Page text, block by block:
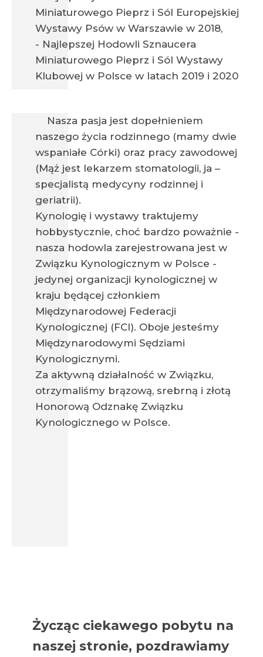
Miniaturowego Pieprz i Sól Europejskiej
Wystawy Psów w Warszawie w 2018,
- Najlepszej Hodowli Sznaucera
Miniaturowego Pieprz i Sól Wystawy
Klubowej w Polsce w latach 2019 i 2020
Nasza pasja jest dopełnieniem
naszego życia rodzinnego (mamy dwie
wspaniałe Córki) oraz pracy zawodowej
(Mąż jest lekarzem stomatologii, ja –
specjalistą medycyny rodzinnej i
geriatrii).
Kynologię i wystawy traktujemy
hobbystycznie, choć bardzo poważnie -
nasza hodowla zarejestrowana jest w
Związku Kynologicznym w Polsce -
jedynej organizacji kynologicznej w
kraju będącej członkiem
Międzynarodowej Federacji
Kynologicznej (FCI). Oboje jesteśmy
Międzynarodowymi Sędziami
Kynologicznymi.
Za aktywną działalność w Związku,
otrzymaliśmy brązową, srebrną i złotą
Honorową Odznakę Związku
Kynologicznego w Polsce.
Życząc ciekawego pobytu na
naszej stronie, pozdrawiamy